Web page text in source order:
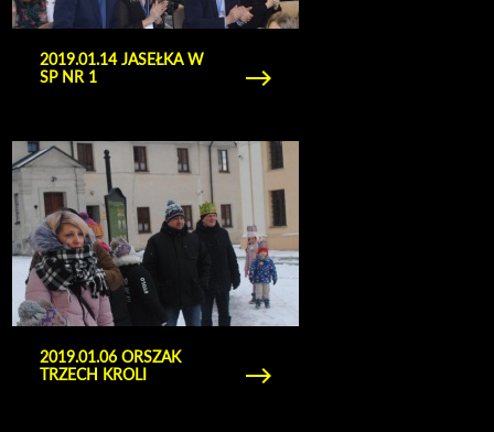
2019.01.14 JASEŁKA W
SP NR 1
2019.01.06 ORSZAK
TRZECH KROLI
Obejrzyj galerię zdjęć 2019.01.06 orszak trzech
kroli